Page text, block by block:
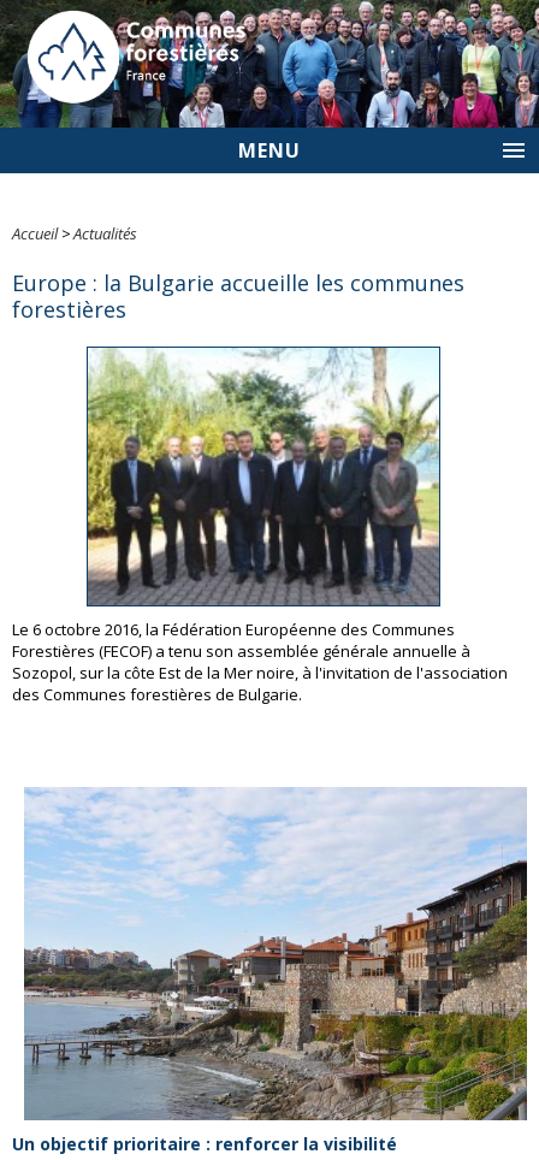
MENU
Accueil>Actualités
Europe : la Bulgarie accueille les communes
forestières
Le 6 octobre 2016, la Fédération Européenne des Communes
Forestières (FECOF) a tenu son assemblée générale annuelle à
Sozopol, sur la côte Est de la Mer noire, à l'invitation de l'association
des Communes forestières de Bulgarie.
Un objectif prioritaire : renforcer la visibilité